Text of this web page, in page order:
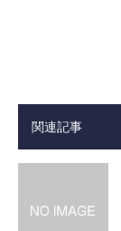
関連記事